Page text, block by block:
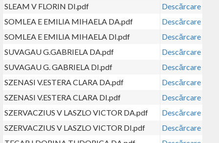
SLEAM V FLORIN DI.pdf
Descărcare
SOMLEA E EMILIA MIHAELA DA.pdf
Descărcare
SOMLEA E EMILIA MIHAELA DI.pdf
Descărcare
SUVAGAU G.GABRIELA DA.pdf
Descărcare
SUVAGAU G. GABRIELA DI.pdf
Descărcare
SZENASI V.ESTERA CLARA DA.pdf
Descărcare
SZENASI V.ESTERA CLARA DI.pdf
Descărcare
SZERVACZIUS V LASZLO VICTOR DA.pdf
Descărcare
SZERVACZIUS V LASZLO VICTOR DI.pdf
Descărcare